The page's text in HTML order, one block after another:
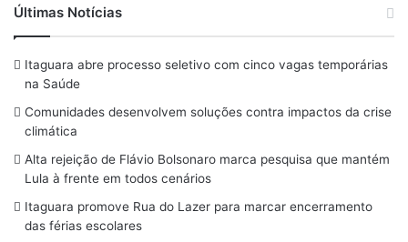
a
c
e
b
o
o
k
h
r
e
a
d
s
n
s
t
a
r
a
m
u
e
s
y
u
T
u
e
Últimas Notícias
Itaguara abre processo seletivo com cinco vagas temporárias
na Saúde
Comunidades desenvolvem soluções contra impactos da crise
climática
Alta rejeição de Flávio Bolsonaro marca pesquisa que mantém
Lula à frente em todos cenários
Itaguara promove Rua do Lazer para marcar encerramento
das férias escolares